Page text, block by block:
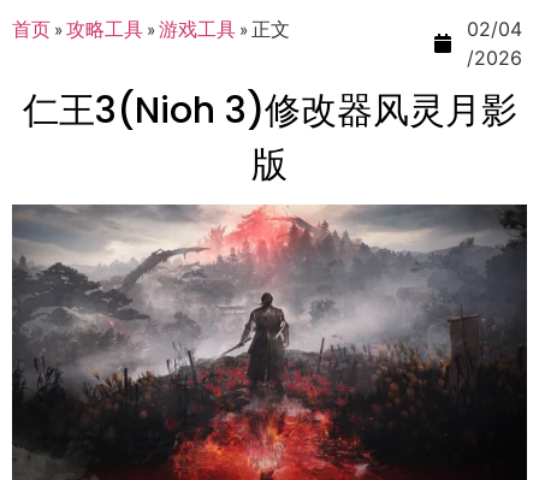
首页 »攻略工具 »游戏工具 » 正文
02/04
/2026
仁王3(Nioh 3)修改器风灵月影
版